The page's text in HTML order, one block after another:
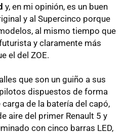
y, en mi opinión, es un buen
y al Supercinco porque
al mismo tiempo que
y claramente más
el del ZOE.
que son un guiño a sus
dispuestos de forma
de la batería del capó,
aire del primer Renault 5 y
con cinco barras LED,